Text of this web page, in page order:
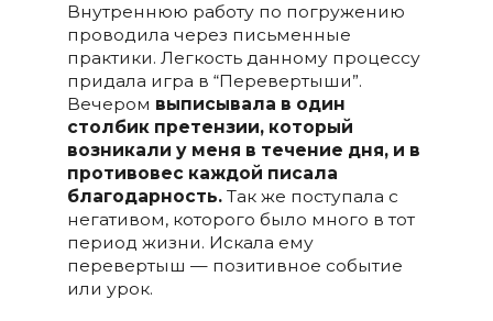
Внутреннюю работу по погружению
проводила через письменные
практики. Легкость данному процессу
придала игра в “Перевертыши”.
Вечером выписывала в один
столбик претензии, который
возникали у меня в течение дня, и в
противовес каждой писала
благодарность.Так же поступала с
негативом, которого было много в тот
период жизни. Искала ему
перевертыш — позитивное событие
или урок.